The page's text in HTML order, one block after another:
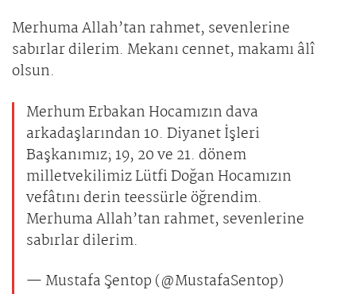
Merhuma Allah’tan rahmet, sevenlerine
sabırlar dilerim. Mekanı cennet, makamı âlî
olsun.
Merhum Erbakan Hocamızın dava
arkadaşlarından 10. Diyanet İşleri
Başkanımız; 19, 20 ve 21. dönem
milletvekilimiz Lütfi Doğan Hocamızın
vefâtını derin teessürle öğrendim.
Merhuma Allah’tan rahmet, sevenlerine
sabırlar dilerim.
— Mustafa Şentop (@MustafaSentop)